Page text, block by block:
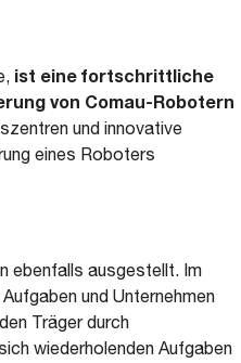
ist eine fortschrittliche
von Comau-Robotern
und innovative
eines Roboters
ebenfalls ausgestellt. Im
und Unternehmen
Träger durch
wiederholenden Aufgaben